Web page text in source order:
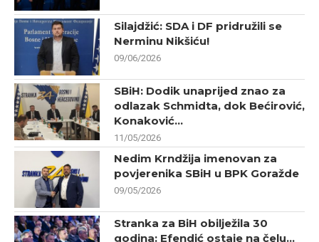
Silajdžić: SDA i DF pridružili se
Nerminu Nikšiću!
09/06/2026
SBiH: Dodik unaprijed znao za
odlazak Schmidta, dok Bećirović,
Konaković...
11/05/2026
Nedim Krndžija imenovan za
povjerenika SBiH u BPK Goražde
09/05/2026
Stranka za BiH obilježila 30
godina: Efendić ostaje na čelu...